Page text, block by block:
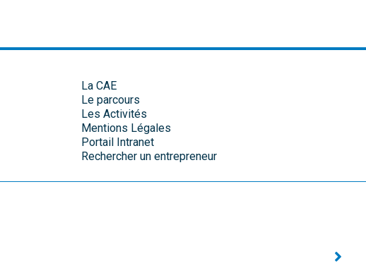
La CAE
Le parcours
Les Activités
Mentions Légales
Portail Intranet
Rechercher un entrepreneur